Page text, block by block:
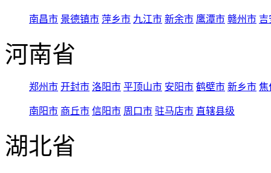
南昌市 景德镇市 萍乡市 九江市 新余市 鹰潭市 赣州市 吉
河南省
郑州市 开封市 洛阳市 平顶山市 安阳市 鹤壁市 新乡市 焦
南阳市 商丘市 信阳市 周口市 驻马店市 直辖县级
湖北省